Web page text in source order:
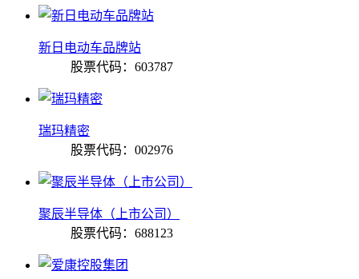
新日电动车品牌站
股票代码：603787
瑞玛精密
股票代码：002976
聚辰半导体（上市公司）
股票代码：688123